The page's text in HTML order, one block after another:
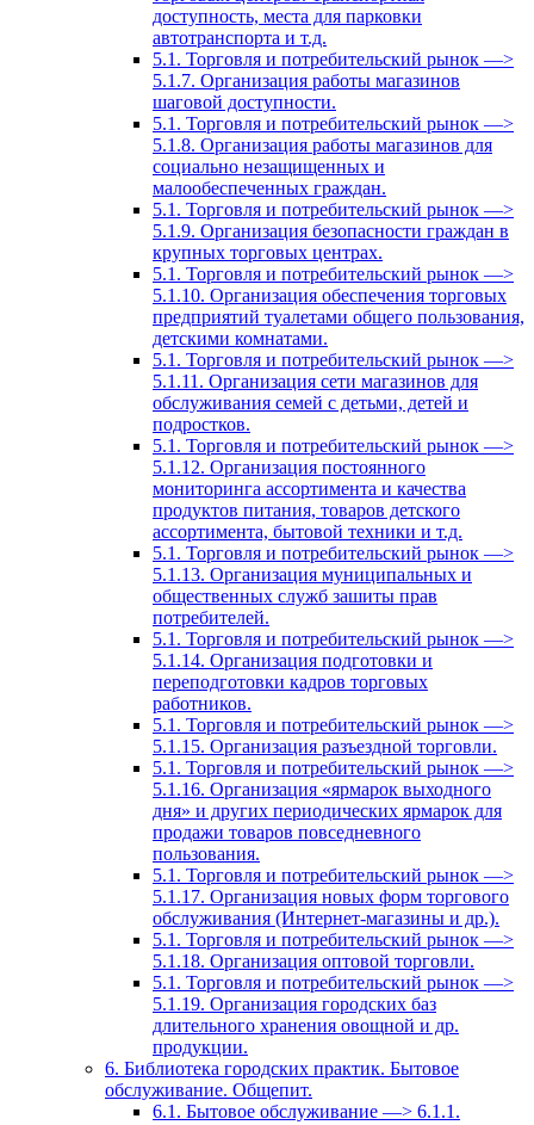
доступность, места для парковки
автотранспорта и т.д.
5.1. Торговля и потребительский рынок —>
5.1.7. Организация работы магазинов
шаговой доступности.
5.1. Торговля и потребительский рынок —>
5.1.8. Организация работы магазинов для
социально незащищенных и
малообеспеченных граждан.
5.1. Торговля и потребительский рынок —>
5.1.9. Организация безопасности граждан в
крупных торговых центрах.
5.1. Торговля и потребительский рынок —>
5.1.10. Организация обеспечения торговых
предприятий туалетами общего пользования,
детскими комнатами.
5.1. Торговля и потребительский рынок —>
5.1.11. Организация сети магазинов для
обслуживания семей с детьми, детей и
подростков.
5.1. Торговля и потребительский рынок —>
5.1.12. Организация постоянного
мониторинга ассортимента и качества
продуктов питания, товаров детского
ассортимента, бытовой техники и т.д.
5.1. Торговля и потребительский рынок —>
5.1.13. Организация муниципальных и
общественных служб зашиты прав
потребителей.
5.1. Торговля и потребительский рынок —>
5.1.14. Организация подготовки и
переподготовки кадров торговых
работников.
5.1. Торговля и потребительский рынок —>
5.1.15. Организация разъездной торговли.
5.1. Торговля и потребительский рынок —>
5.1.16. Организация «ярмарок выходного
дня» и других периодических ярмарок для
продажи товаров повседневного
пользования.
5.1. Торговля и потребительский рынок —>
5.1.17. Организация новых форм торгового
обслуживания (Интернет-магазины и др.).
5.1. Торговля и потребительский рынок —>
5.1.18. Организация оптовой торговли.
5.1. Торговля и потребительский рынок —>
5.1.19. Организация городских баз
длительного хранения овощной и др.
продукции.
6. Библиотека городских практик. Бытовое
обслуживание. Общепит.
6.1. Бытовое обслуживание —> 6.1.1.